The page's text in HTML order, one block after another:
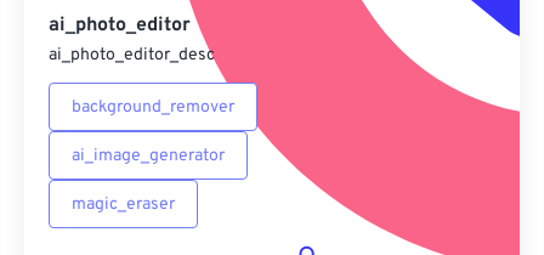
ai_photo_editor
ai_photo_editor_desc
background_remover
ai_image_generator
magic_eraser